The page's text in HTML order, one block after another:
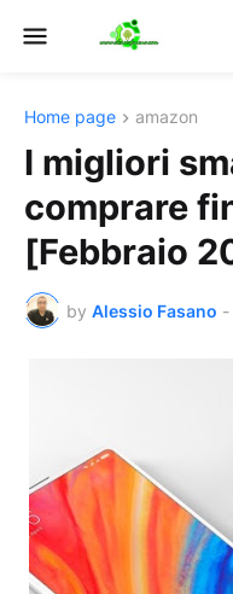
Home page amazon
I migliori
comprare
[Febbraio
by Alessio Fasano -